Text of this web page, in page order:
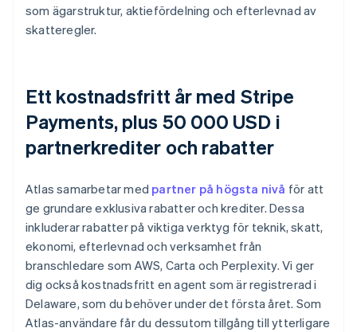
som ägarstruktur, aktiefördelning och efterlevnad av
skatteregler.
Ett kostnadsfritt år med Stripe
Payments, plus 50 000 USD i
partnerkrediter och rabatter
Atlas samarbetar med partner på högsta nivå för att
ge grundare exklusiva rabatter och krediter. Dessa
inkluderar rabatter på viktiga verktyg för teknik, skatt,
ekonomi, efterlevnad och verksamhet från
branschledare som AWS, Carta och Perplexity. Vi ger
dig också kostnadsfritt en agent som är registrerad i
Delaware, som du behöver under det första året. Som
Atlas-användare får du dessutom tillgång till ytterligare